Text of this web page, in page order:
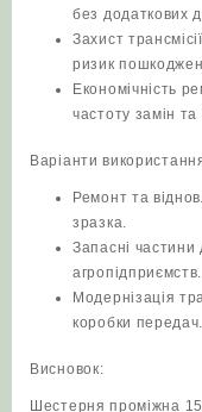
без додаткових
Захист
ризик
Економічність
частоту замін
Варіанти
Ремонт та
зразка.
Запасні частини
агропідприємств.
Модернізація
коробки передач.
Висновок:
Шестерня проміжна